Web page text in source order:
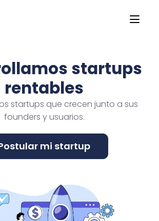
startups
rentables
startups que crecen junto a sus
founders y usuarios.